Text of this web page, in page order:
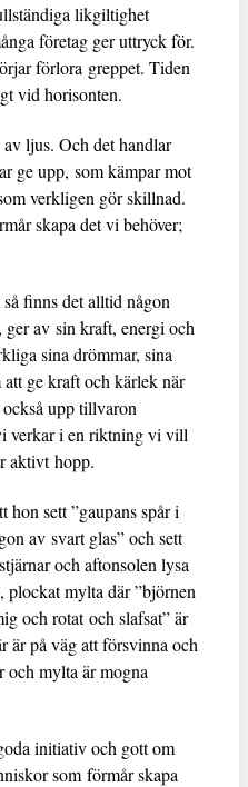
likgiltighet
företag ger uttryck för.
förlora greppet. Tiden
vid horisonten.
av ljus. Och det handlar
ge upp, som kämpar mot
verkligen gör skillnad.
skapa det vi behöver;
finns det alltid någon
av sin kraft, energi och
sina drömmar, sina
ge kraft och kärlek när
upp tillvaron
verkar i en riktning vi vill
aktivt hopp.
sett ”gaupans spår i
av svart glas” och sett
och aftonsolen lysa
plockat mylta där ”björnen
och rotat och slafsat” är
är på väg att försvinna och
och mylta är mogna
initiativ och gott om
som förmår skapa